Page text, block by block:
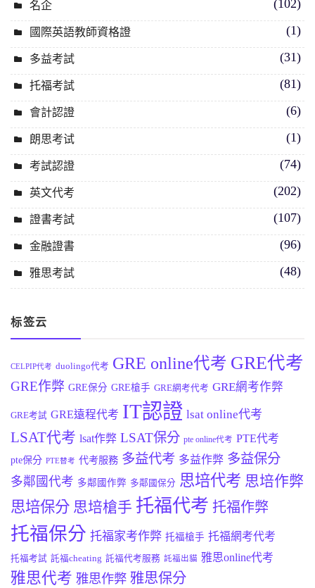
名企 (102)
國際英語教師資格證 (1)
多益考試 (31)
托福考試 (81)
會計認證 (6)
朗思考试 (1)
考試認證 (74)
英文代考 (202)
證書考試 (107)
金融證書 (96)
雅思考試 (48)
标签云
CELPIP代考 duolingo代考 GRE online代考 GRE代考
GRE作弊 GRE保分 GRE槍手 GRE網考代考 GRE網考作弊
GRE考試 GRE遠程代考 IT認證 lsat online代考
LSAT代考 lsat作弊 LSAT保分 pte online代考 PTE代考
pte保分 PTE替考 代考服務 多益代考 多益作弊 多益保分
多鄰國代考 多鄰國作弊 多鄰國保分 思培代考 思培作弊
思培保分 思培槍手 托福代考 托福作弊
托福保分 托福家考作弊 托福槍手 托福網考代考
托福考試 託福cheating 託福代考服務 託福出貓 雅思online代考
雅思代考 雅思作弊 雅思保分